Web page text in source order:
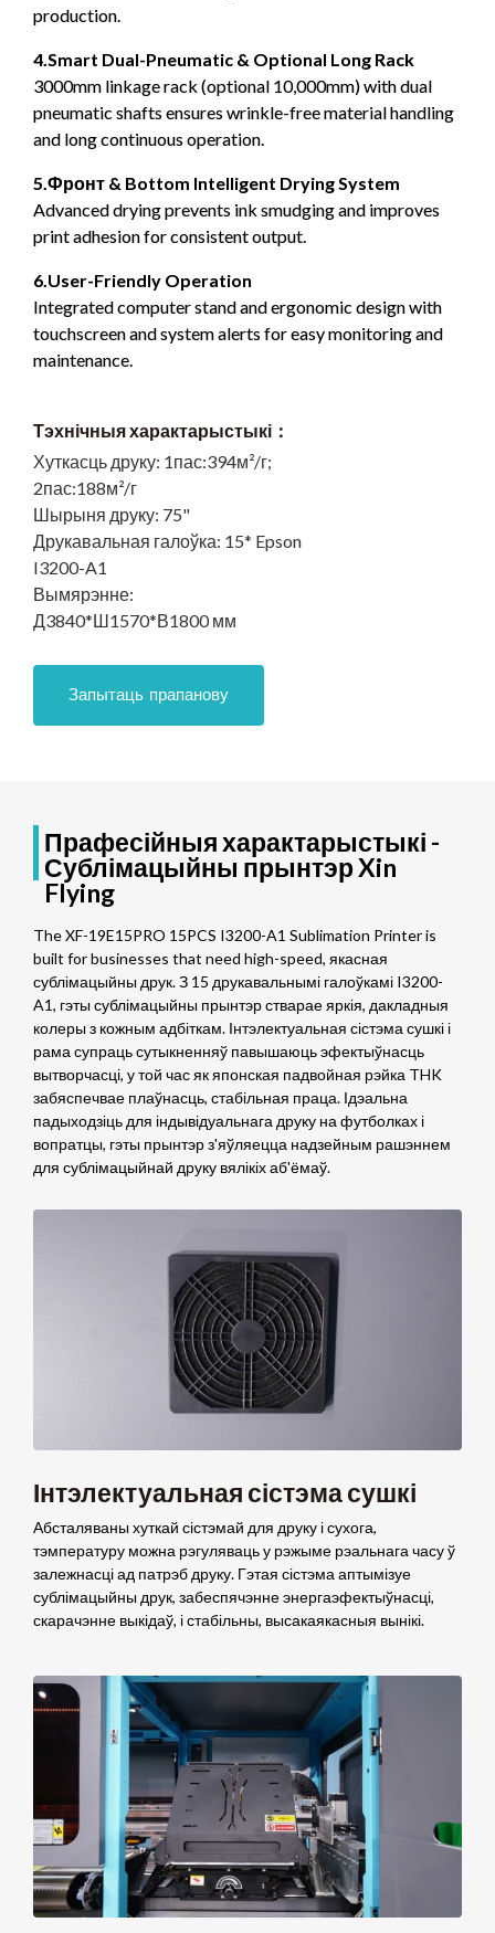
production
4.Smart Dual-Pneumatic & Optional Long Rack
3000mm linkage rack(optional 10,000mm)with dual
pneumatic shafts ensures wrinkle-free material handling
and long continuous operation
5.Фронт & Bottom Intelligent Drying System
Advanced drying prevents ink smudging and improves
print adhesion for consistent output
6.User-Friendly Operation
Integrated computer stand and ergonomic design with
touchscreen and system alerts for easy monitoring and
maintenance
Тэхнічныя характарыстыкі：
Хуткасць друку: 1пас:394м²/г;
2пас:188м²/г
Шырыня друку: 75"
Друкавальная галоўка: 15* Epson
I3200-A1
Вымярэнне:
Д3840*Ш1570*В1800 мм
Запытаць прапанову
Прафесійныя характарыстыкі -
Сублімацыйны прынтэр Xin
Flying
The XF-19E15PRO 15PCS I3200-A1 Sublimation Printer is
built for businesses that need high-speed, якасная
сублімацыйны друк. З 15 друкавальнымі галоўкамі I3200-
A1, гэты сублімацыйны прынтэр стварае яркія, дакладныя
колеры з кожным адбіткам. Інтэлектуальная сістэма сушкі і
рама супраць сутыкненняў павышаюць эфектыўнасць
вытворчасці, у той час як японская падвойная рэйка THK
забяспечвае плаўнасць, стабільная праца. Ідэальна
падыходзіць для індывідуальнага друку на футболках і
вопратцы, гэты прынтэр з'яўляецца надзейным рашэннем
для сублімацыйнай друку вялікіх аб'ёмаў.
Інтэлектуальная сістэма сушкі
Абсталяваны хуткай сістэмай для друку і сухога,
тэмпературу можна рэгуляваць у рэжыме рэальнага часу ў
залежнасці ад патрэб друку. Гэтая сістэма аптымізуе
сублімацыйны друк, забеспячэнне энергаэфектыўнасці,
скарачэнне выкідаў, і стабільны, высакаякасныя вынікі.